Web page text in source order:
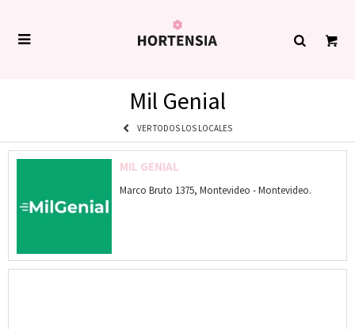

Mil Genial
VER TODOS LOS LOCALES
MIL GENIAL
Marco Bruto 1375, Montevideo - Montevideo.